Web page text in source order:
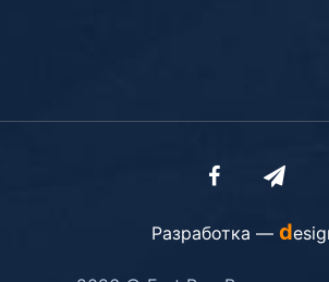
Разработка — d